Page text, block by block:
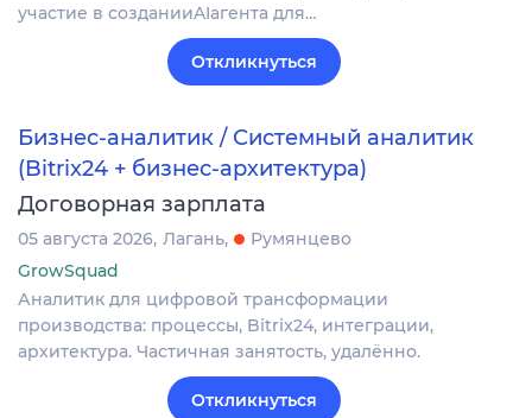
участие в созданииAIагента для…
Откликнуться
Бизнес-аналитик / Системный аналитик
(Bitrix24 + бизнес-архитектура)
Договорная зарплата
05 августа 2026 Лагань
Румянцево
GrowSquad
Аналитик для цифровой трансформации
производства: процессы, Bitrix24, интеграции,
архитектура. Частичная занятость, удалённо.
Откликнуться